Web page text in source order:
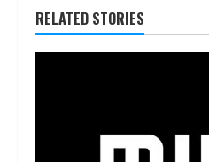
RELATED STORIES